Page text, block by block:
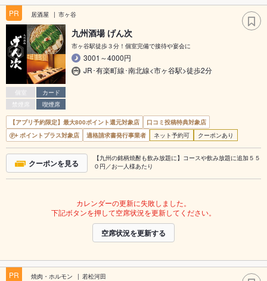
PR
居酒屋 市ヶ谷
個室
カード
禁煙席
喫煙席
九州酒場 げん次
市ヶ谷駅徒歩３分！個室完備で接待や宴会に
3001～4000円
JR･有楽町線･南北線<市ヶ谷駅>徒歩2分
【アプリ予約限定】最大800ポイント還元対象店
口コミ投稿特典対象店
ポイントプラス対象店
適格請求書発行事業者 ネット予約可 クーポンあり
クーポンを見る
【九州の銘柄焼酎も飲み放題に】コースや飲み放題に追加５５
０円／お一人様あたり
カレンダーの更新に失敗しました。
下記ボタンを押して空席状況を更新してください。
空席状況を更新する
PR 焼肉・ホルモン 若松河田